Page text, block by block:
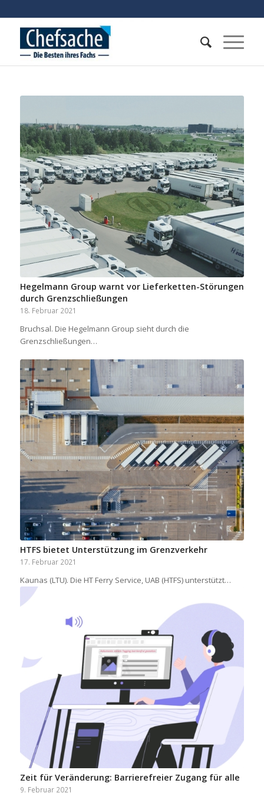
Hegelmann Group warnt vor Lieferketten-Störungen
durch Grenzschließungen
18. Februar 2021
Bruchsal. Die Hegelmann Group sieht durch die
Grenzschließungen…
HTFS bietet Unterstützung im Grenzverkehr
17. Februar 2021
Kaunas (LTU). Die HT Ferry Service, UAB (HTFS) unterstützt…
Zeit für Veränderung: Barrierefreier Zugang für alle
9. Februar 2021